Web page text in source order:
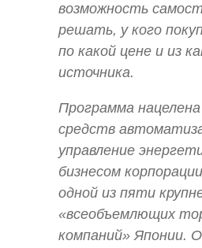
возможность
решать, у кого
по какой цене и из
источника.
Программа
средств
управление
бизнесом
одной из пяти
«всеобъемлющих
компаний» Японии.